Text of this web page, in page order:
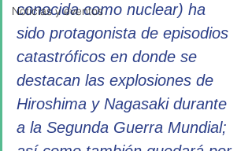
Noticias y eventos
conocida como nuclear) ha
sido protagonista de episodios
catastróficos en donde se
destacan las explosiones de
Hiroshima y Nagasaki durante
a la Segunda Guerra Mundial;